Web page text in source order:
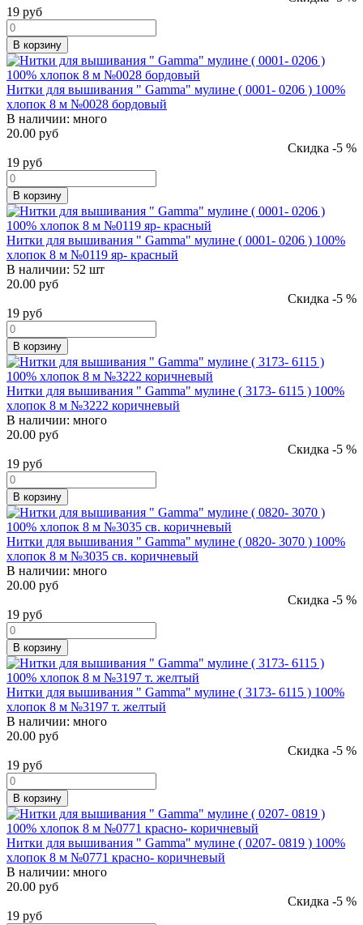
19 руб
В корзину
Нитки для вышивания " Gamma" мулине ( 0001- 0206 ) 100%
хлопок 8 м №0028 бордовый
В наличии: много
20.00 руб
Скидка -5 %
19 руб
В корзину
Нитки для вышивания " Gamma" мулине ( 0001- 0206 ) 100%
хлопок 8 м №0119 яр- красный
В наличии: 52 шт
20.00 руб
Скидка -5 %
19 руб
В корзину
Нитки для вышивания " Gamma" мулине ( 3173- 6115 ) 100%
хлопок 8 м №3222 коричневый
В наличии: много
20.00 руб
Скидка -5 %
19 руб
В корзину
Нитки для вышивания " Gamma" мулине ( 0820- 3070 ) 100%
хлопок 8 м №3035 св. коричневый
В наличии: много
20.00 руб
Скидка -5 %
19 руб
В корзину
Нитки для вышивания " Gamma" мулине ( 3173- 6115 ) 100%
хлопок 8 м №3197 т. желтый
В наличии: много
20.00 руб
Скидка -5 %
19 руб
В корзину
Нитки для вышивания " Gamma" мулине ( 0207- 0819 ) 100%
хлопок 8 м №0771 красно- коричневый
В наличии: много
20.00 руб
Скидка -5 %
19 руб